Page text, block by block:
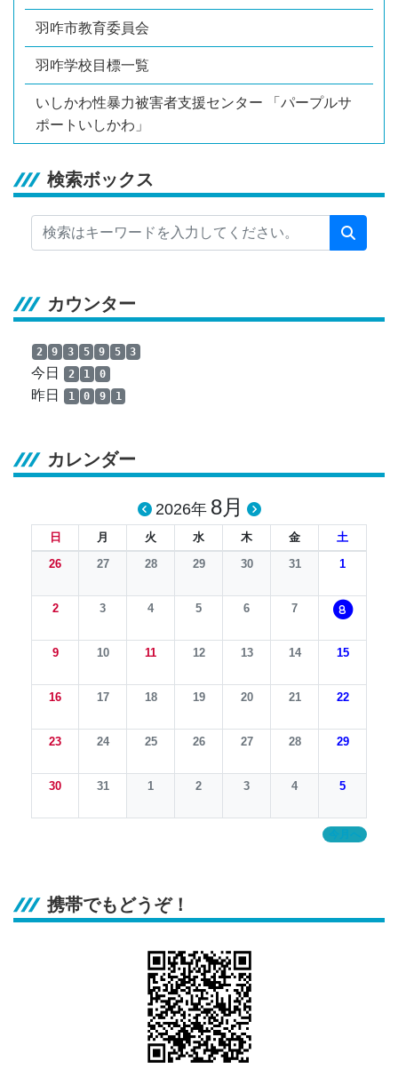
羽咋市教育委員会
羽咋学校目標一覧
いしかわ性暴力被害者支援センター 「パープルサ
ポートいしかわ」
検索ボックス
カウンター
2 9 3 5 9 5 3
今日 2 1 0
昨日 1 0 9 1
カレンダー
2026年 8月
日 月 火 水 木 金
土
26
27 28 29 30 31 1
2 3 4 5 6 7 8
9 10 11 12 13 14 15
16 17 18 19 20 21 22
23 24 25 26 27 28 29
30 31 1 2 3 4 5
携帯でもどうぞ！